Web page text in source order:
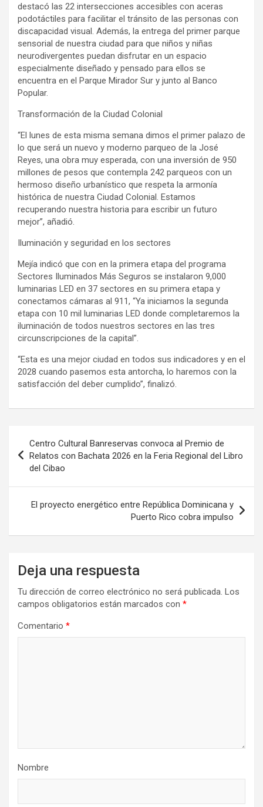
destacó las 22 intersecciones accesibles con aceras
podotáctiles para facilitar el tránsito de las personas con
discapacidad visual. Además, la entrega del primer parque
sensorial de nuestra ciudad para que niños y niñas
neurodivergentes puedan disfrutar en un espacio
especialmente diseñado y pensado para ellos se
encuentra en el Parque Mirador Sur y junto al Banco
Popular.
Transformación de la Ciudad Colonial
“El lunes de esta misma semana dimos el primer palazo de
lo que será un nuevo y moderno parqueo de la José
Reyes, una obra muy esperada, con una inversión de 950
millones de pesos que contempla 242 parqueos con un
hermoso diseño urbanístico que respeta la armonía
histórica de nuestra Ciudad Colonial. Estamos
recuperando nuestra historia para escribir un futuro
mejor”, añadió.
Iluminación y seguridad en los sectores
Mejía indicó que con en la primera etapa del programa
Sectores Iluminados Más Seguros se instalaron 9,000
luminarias LED en 37 sectores en su primera etapa y
conectamos cámaras al 911, “Ya iniciamos la segunda
etapa con 10 mil luminarias LED donde completaremos la
iluminación de todos nuestros sectores en las tres
circunscripciones de la capital”.
“Esta es una mejor ciudad en todos sus indicadores y en el
2028 cuando pasemos esta antorcha, lo haremos con la
satisfacción del deber cumplido”, finalizó.
de
entradas
Centro Cultural Banreservas convoca al Premio de
Relatos con Bachata 2026 en la Feria Regional del Libro
del Cibao
El proyecto energético entre República Dominicana y
Puerto Rico cobra impulso
Deja una respuesta
Tu dirección de correo electrónico no será publicada. Los
campos obligatorios están marcados con *
Comentario *
Nombre